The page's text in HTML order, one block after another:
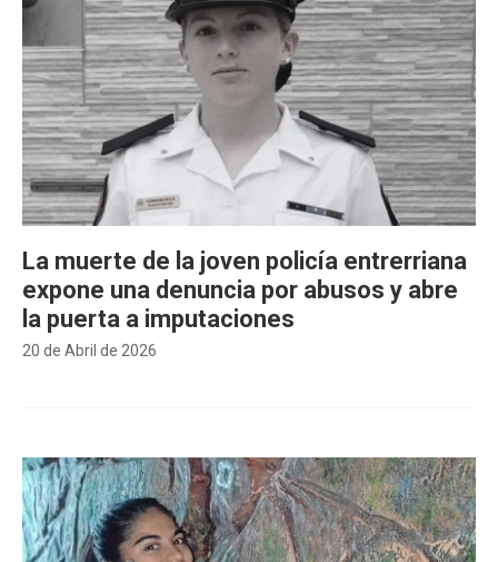
20 de Abril de 2026
La muerte de la joven policía entrerriana
expone una denuncia por abusos y abre
la puerta a imputaciones